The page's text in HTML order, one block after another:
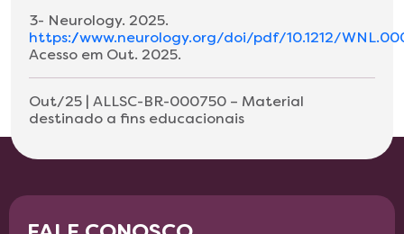
3- Neurology. 2025.
https://www.neurology.org/doi/pdf/10.1212/
Acesso em Out. 2025.
Out/25 | ALLSC-BR-000750 – Material
destinado a fins educacionais